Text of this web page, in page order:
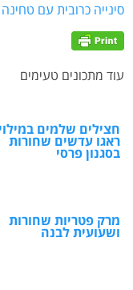
סינייה כרובית עם
עוד מתכונים טעימים
חצילים שלמים במילוי
ראגו עדשים שחורות
בסגנון פרסי
מרק פטריות שחורות
ושעועית לבנה